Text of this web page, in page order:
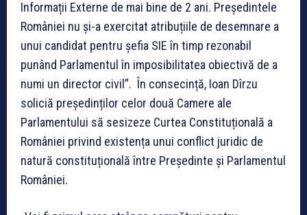
Informații Externe de mai bine de 2 ani. Președintele
României nu și-a exercitat atribuțiile de desemnare a
unui candidat pentru șefia SIE în timp rezonabil
punând Parlamentul în imposibilitatea obiectivă de a
numi un director civil”. În consecință, Ioan Dîrzu
soliciă președinților celor două Camere ale
Parlamentului să sesizeze Curtea Constituțională a
României privind existența unui conflict juridic de
natură constituțională între Președinte și Parlamentul
României.